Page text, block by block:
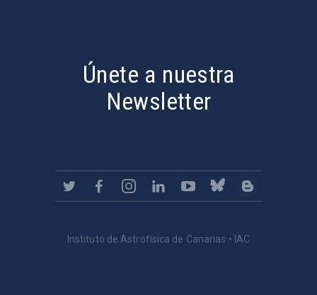
Únete a nuestra
Newsletter
Instituto de Astrofísica de Canarias • IAC